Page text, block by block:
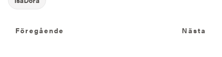
Föregående
Föregående Nästa